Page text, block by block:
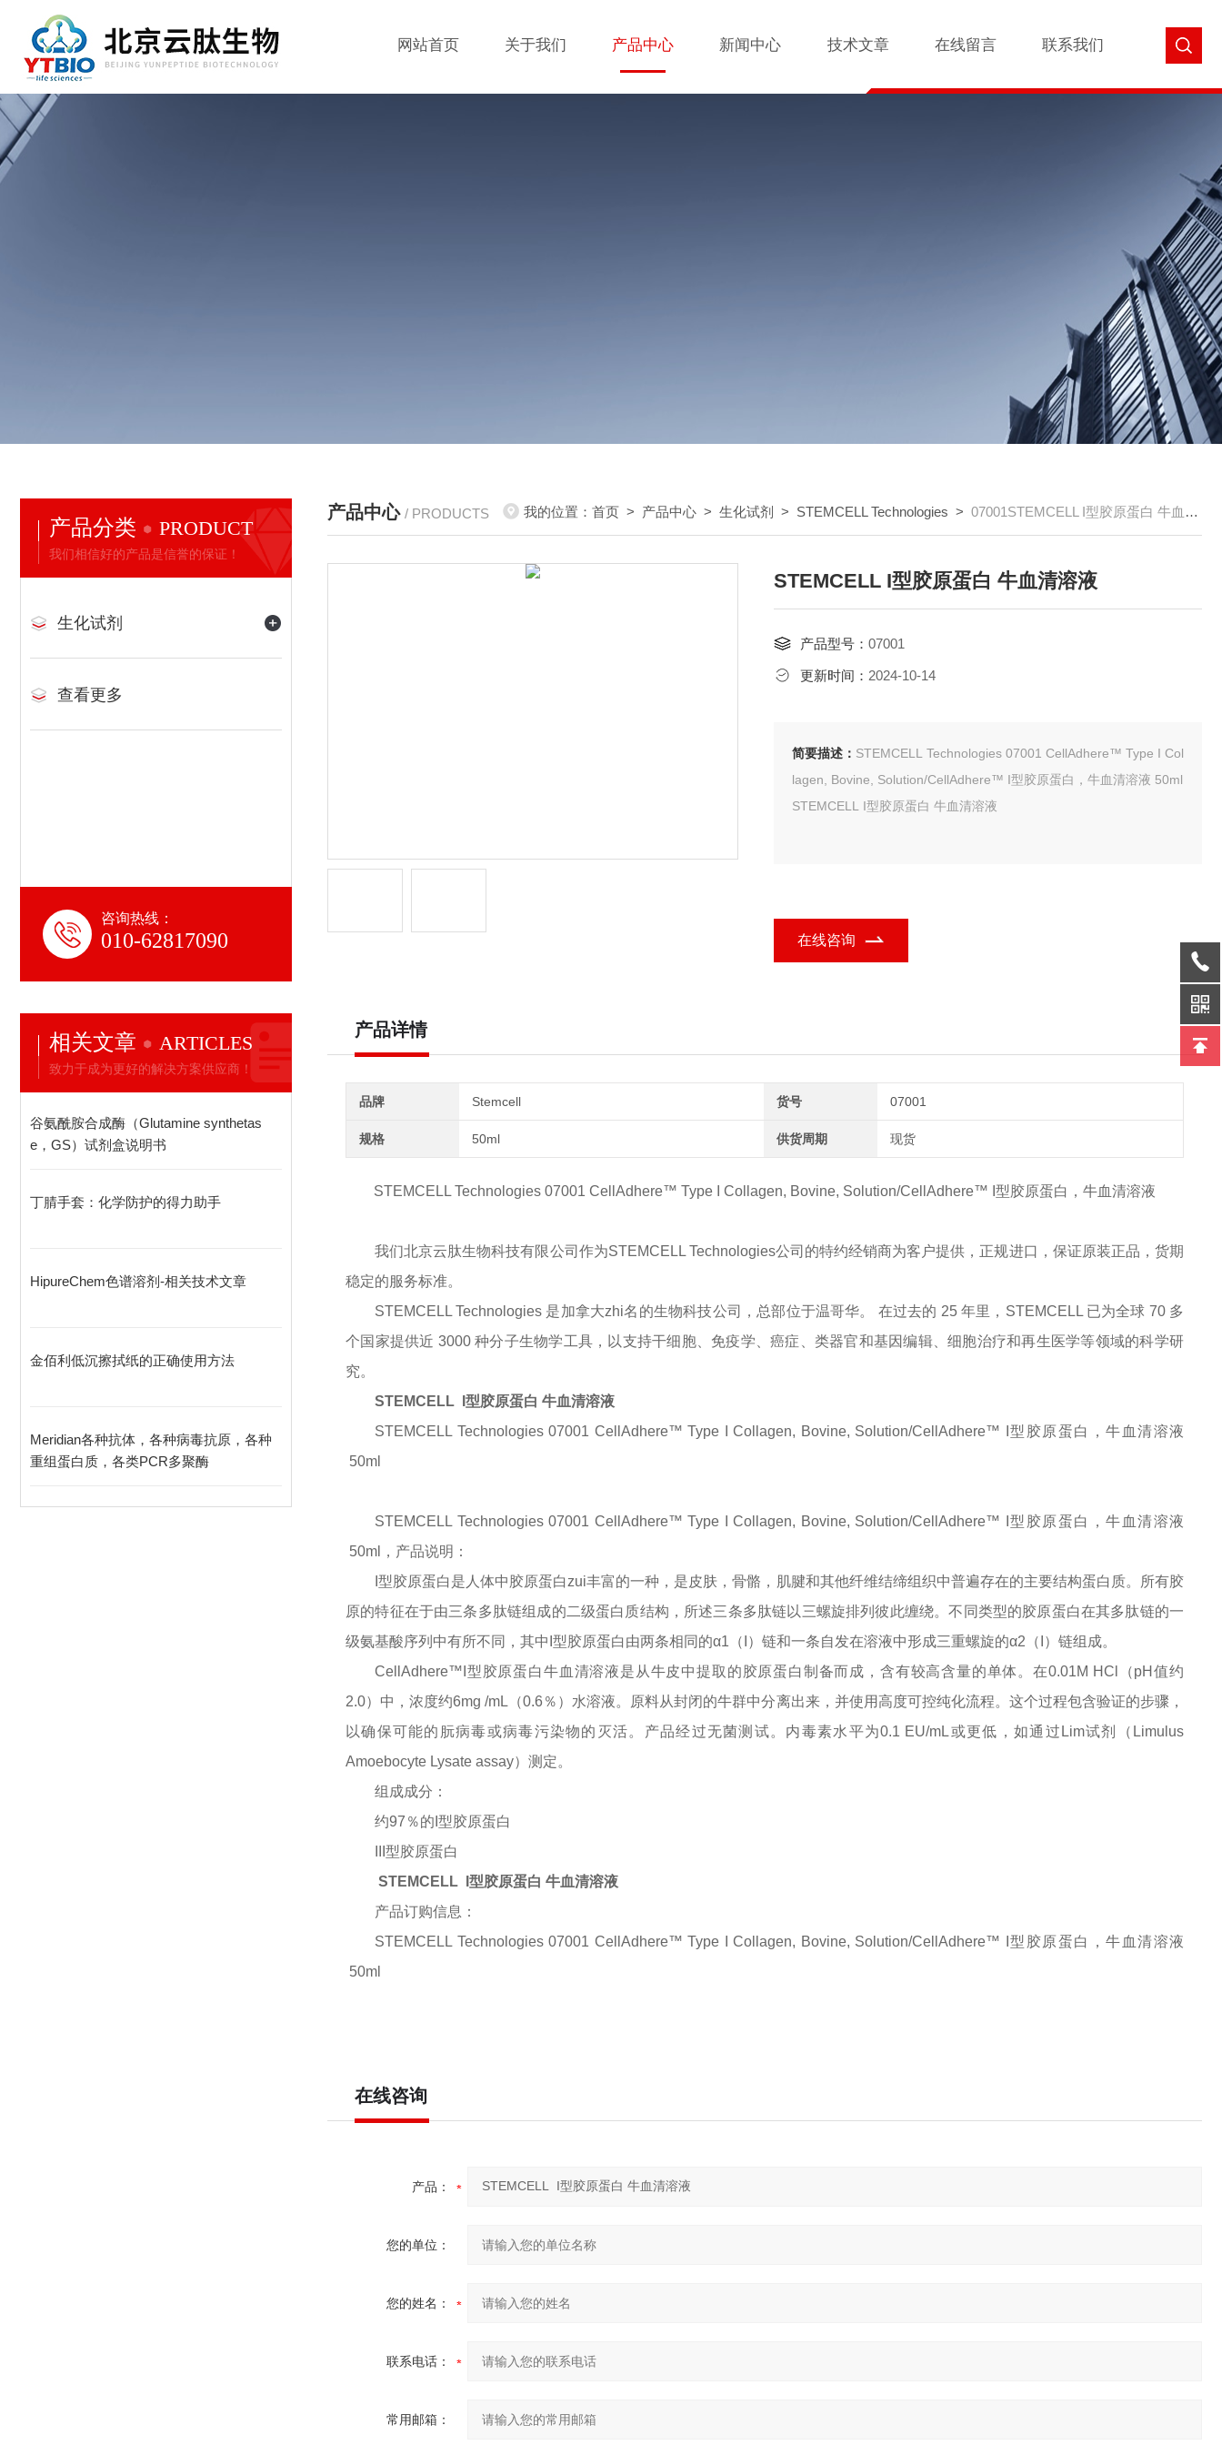
网站首页 关于我们 产品中心 新闻中心 技术文章 在线留言 联系我们
产品分类 PRODUCT
我们相信好的产品是信誉的保证！
生化试剂
查看更多
咨询热线：
010-62817090
相关文章 ARTICLES
致力于成为更好的解决方案供应商！
谷氨酰胺合成酶（Glutamine synthetas
e，GS）试剂盒说明书
丁腈手套：化学防护的得力助手
HipureChem色谱溶剂-相关技术文章
金佰利低沉擦拭纸的正确使用方法
Meridian各种抗体，各种病毒抗原，各种
重组蛋白质，各类PCR多聚酶
产品中心 / PRODUCTS 我的位置：首页 > 产品中心 >生化试剂 > STEMCELL Technologies >07001STEMCELL I型胶原蛋白 牛血清溶液
STEMCELL I型胶原蛋白 牛血清溶液
产品型号： 07001
更新时间： 2024-10-14
简要描述： STEMCELL Technologies 07001 CellAdhere™ Type I Col
lagen, Bovine, Solution/CellAdhere™ I型胶原蛋白，牛血清溶液 50ml
STEMCELL I型胶原蛋白 牛血清溶液
在线咨询
产品详情
品牌 Stemcell 货号 07001
规格 50ml 供货周期 现货
STEMCELL Technologies 07001 CellAdhere™ Type I Collagen, Bovine, Solution/CellAdhere™ I型胶原蛋白，牛血清溶液
我们北京云肽生物科技有限公司作为STEMCELL Technologies公司的特约经销商为客户提供，正规进口，保证原装正品，货期
稳定的服务标准。
STEMCELL Technologies 是加拿大zhi名的生物科技公司，总部位于温哥华。 在过去的 25 年里，STEMCELL 已为全球 70 多
个国家提供近 3000 种分子生物学工具，以支持干细胞、免疫学、癌症、类器官和基因编辑、细胞治疗和再生医学等领域的科学研
究。
STEMCELL I型胶原蛋白 牛血清溶液
STEMCELL Technologies 07001 CellAdhere™ Type I Collagen, Bovine, Solution/CellAdhere™ I型胶原蛋白，牛血清溶液
50ml
STEMCELL Technologies 07001 CellAdhere™ Type I Collagen, Bovine, Solution/CellAdhere™ I型胶原蛋白，牛血清溶液
50ml
， 产品说明 ：
I型胶原蛋白是人体中胶原蛋白zui丰富的一种，是皮肤，骨骼，肌腱和其他纤维结缔组织中普遍存在的主要结构蛋白质。所有胶
原的特征在于由三条多肽链组成的二级蛋白质结构，所述三条多肽链以三螺旋排列彼此缠绕。不同类型的胶原蛋白在其多肽链的一
级氨基酸序列中有所不同，其中I型胶原蛋白由两条相同的α1（I）链和一条自发在溶液中形成三重螺旋的α2（I）链组成。
CellAdhere™I型胶原蛋白牛血清溶液是从牛皮中提取的胶原蛋白制备而成，含有较高含量的单体。在0.01M HCl（pH值约
2.0）中，浓度约6mg /mL（0.6％）水溶液。原料从封闭的牛群中分离出来，并使用高度可控纯化流程。这个过程包含验证的步骤，
以确保可能的朊病毒或病毒污染物的灭活。产品经过无菌测试。内毒素水平为0.1 EU/mL或更低，如通过Lim试剂（Limulus
Amoebocyte Lysate assay）测定。
组成成分：
约97％的I型胶原蛋白
III型胶原蛋白
STEMCELL I型胶原蛋白 牛血清溶液
产品订购信息：
STEMCELL Technologies 07001 CellAdhere™ Type I Collagen, Bovine, Solution/CellAdhere™ I型胶原蛋白，牛血清溶液
50ml
在线咨询
产品：
您的单位：
您的姓名：
联系电话：
常用邮箱：